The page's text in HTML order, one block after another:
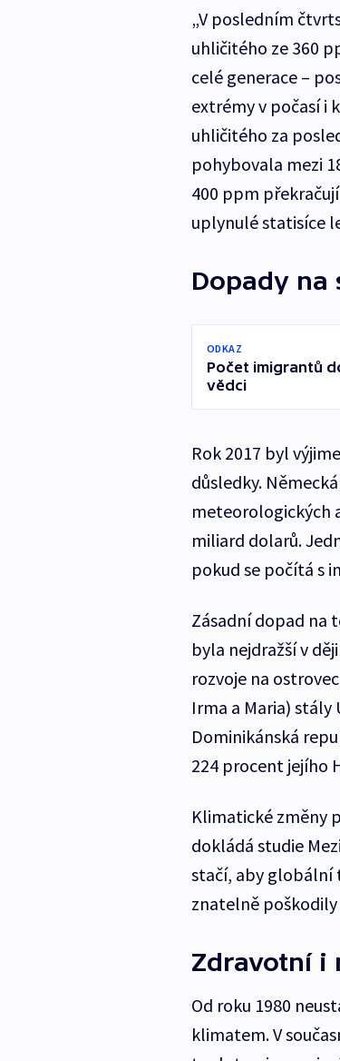
„V posledním
uhličitého ze 360
celé generace –
extrémy v počasí i
uhličitého za
pohybovala mezi
400 ppm
uplynulé statisíce
Dopady
ODKAZ
Počet imigrantů
vědci
Rok 2017 byl
důsledky.
meteorologických
miliard dolarů.
pokud se počítá s
Zásadní dopad na
byla nejdražší v
rozvoje na
Irma a Maria) stály
Dominikánská
224 procent jejího
Klimatické změny
dokládá studie
stačí, aby globální
znatelně
Zdravotní i
Od roku 1980
klimatem. V